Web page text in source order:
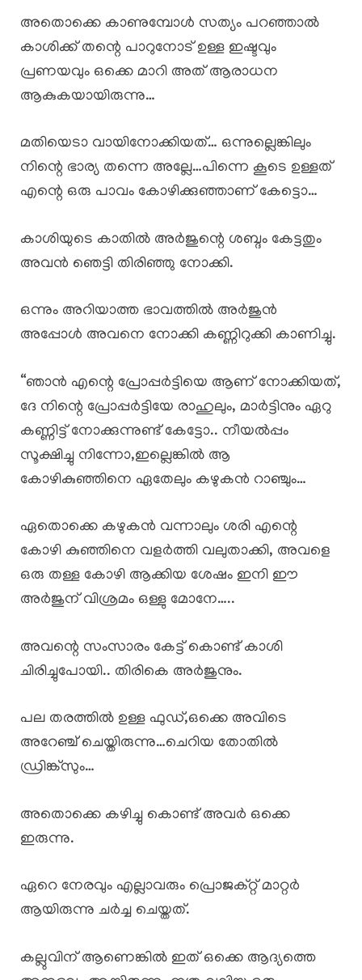
അതൊക്കെ കാണുമ്പോൾ സത്യം പറഞ്ഞാൽ
കാശിക്ക് തന്റെ പാറുനോട്‌ ഉള്ള ഇഷ്ടവും
പ്രണയവും ഒക്കെ മാറി അത് ആരാധന
ആകുകയായിരുന്നു…
മതിയെടാ വായിനോക്കിയത്… ഒന്നുല്ലെങ്കിലും
നിന്റെ ഭാര്യ തന്നെ അല്ലേ…പിന്നെ കൂടെ ഉള്ളത്
എന്റെ ഒരു പാവം കോഴിക്കുഞ്ഞാണ് കേട്ടൊ…
കാശിയുടെ കാതിൽ അർജുന്റെ ശബ്ദം കേട്ടതും
അവൻ ഞെട്ടി തിരിഞ്ഞു നോക്കി.
ഒന്നും അറിയാത്ത ഭാവത്തിൽ അർജുൻ
അപ്പോൾ അവനെ നോക്കി കണ്ണിറുക്കി കാണിച്ചു.
“ഞാൻ എന്റെ പ്രോപ്പർട്ടിയെ ആണ് നോക്കിയത്,
ദേ നിന്റെ പ്രോപ്പർട്ടിയേ രാഹുലും, മാർട്ടിനും ഏറു
കണ്ണിട്ട് നോക്കുന്നുണ്ട് കേട്ടോ.. നീയൽപ്പം
സൂക്ഷിച്ചു നിന്നോ,ഇല്ലെങ്കിൽ ആ
കോഴികുഞ്ഞിനെ ഏതേലും കഴുകൻ റാഞ്ചും…
ഏതൊക്കെ കഴുകൻ വന്നാലും ശരി എന്റെ
കോഴി കുഞ്ഞിനെ വളർത്തി വലുതാക്കി, അവളെ
ഒരു തള്ള കോഴി ആക്കിയ ശേഷം ഇനി ഈ
അർജുന് വിശ്രമം ഒള്ളു മോനേ…..
അവന്റെ സംസാരം കേട്ട് കൊണ്ട് കാശി
ചിരിച്ചുപോയി.. തിരികെ അർജുനും.
പല തരത്തിൽ ഉള്ള ഫുഡ്‌,ഒക്കെ അവിടെ
അറേഞ്ച് ചെയ്തിരുന്നു…ചെറിയ തോതിൽ
ഡ്രിങ്ക്സും…
അതൊക്കെ കഴിച്ചു കൊണ്ട് അവർ ഒക്കെ
ഇരുന്നു.
ഏറെ നേരവും എല്ലാവരും പ്രൊജക്റ്റ്‌ മാറ്റർ
ആയിരുന്നു ചർച്ച ചെയ്തത്.
കല്ലുവിന് ആണെങ്കിൽ ഇത് ഒക്കെ ആദ്യത്തെ